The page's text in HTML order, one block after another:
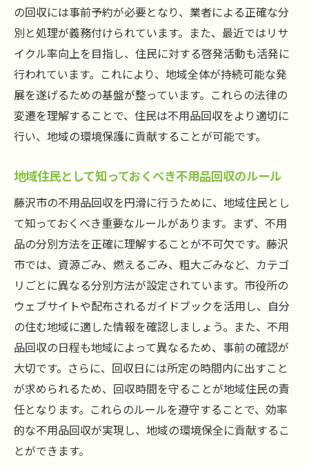
の回収には事前予約が必要となり、業者による正確な分
別と処理が義務付けられています。また、最近ではリサ
イクル率向上を目指し、住民に対する啓発活動も活発に
行われています。これにより、地域全体が持続可能な発
展を遂げるための基盤が整っています。これらの法律の
変遷を理解することで、住民は不用品回収をより適切に
行い、地域の環境保護に貢献することが可能です。
地域住民として知っておくべき不用品回収のルール
藤沢市の不用品回収を円滑に行うために、地域住民とし
て知っておくべき重要なルールがあります。まず、不用
品の分別方法を正確に理解することが不可欠です。藤沢
市では、資源ごみ、燃えるごみ、粗大ごみなど、カテゴ
リごとに異なる分別方法が設定されています。市役所の
ウェブサイトや配布されるガイドブックを活用し、自分
の住む地域に適した情報を確認しましょう。また、不用
品回収の日程も地域によって異なるため、事前の確認が
大切です。さらに、回収日には所定の時間内に出すこと
が求められるため、回収時間を守ることが地域住民の責
任となります。これらのルールを遵守することで、効率
的な不用品回収が実現し、地域の環境保全に貢献するこ
とができます。